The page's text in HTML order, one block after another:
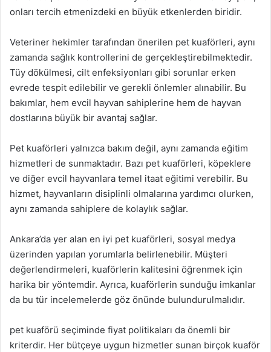
onları tercih etmenizdeki en büyük etkenlerden biridir.
Veteriner hekimler tarafından önerilen pet kuaförleri, aynı
zamanda sağlık kontrollerini de gerçekleştirebilmektedir.
Tüy dökülmesi, cilt enfeksiyonları gibi sorunlar erken
evrede tespit edilebilir ve gerekli önlemler alınabilir. Bu
bakımlar, hem evcil hayvan sahiplerine hem de hayvan
dostlarına büyük bir avantaj sağlar.
Pet kuaförleri yalnızca bakım değil, aynı zamanda eğitim
hizmetleri de sunmaktadır. Bazı pet kuaförleri, köpeklere
ve diğer evcil hayvanlara temel itaat eğitimi verebilir. Bu
hizmet, hayvanların disiplinli olmalarına yardımcı olurken,
aynı zamanda sahiplere de kolaylık sağlar.
Ankara’da yer alan en iyi pet kuaförleri, sosyal medya
üzerinden yapılan yorumlarla belirlenebilir. Müşteri
değerlendirmeleri, kuaförlerin kalitesini öğrenmek için
harika bir yöntemdir. Ayrıca, kuaförlerin sunduğu imkanlar
da bu tür incelemelerde göz önünde bulundurulmalıdır.
pet kuaförü seçiminde fiyat politikaları da önemli bir
kriterdir. Her bütçeye uygun hizmetler sunan birçok kuaför